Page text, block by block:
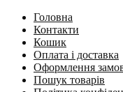
Головна
Контакти
Кошик
Оплата і доставка
Оформлення
Пошук товарів